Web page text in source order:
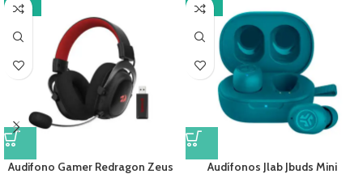
-18%
Audifono Gamer Redragon Zeus
-17%
Audífonos Jlab Jbuds Mini